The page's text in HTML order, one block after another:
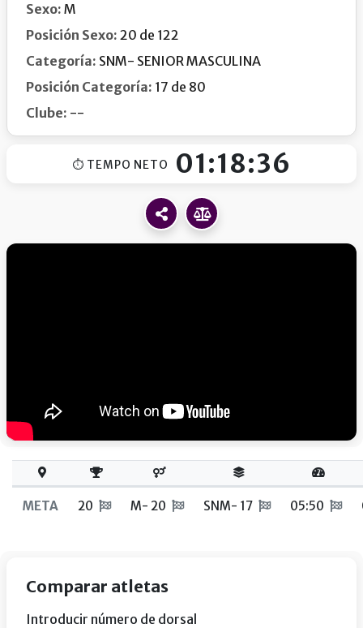
Sexo: M
Posición Sexo: 20 de 122
Categoría: SNM- SENIOR MASCULINA
Posición Categoría: 17 de 80
Clube: --
⏱ TEMPO NETO 01:18:36
META 20 M- 20 SNM- 17 05:50
Comparar atletas
Introducir número de dorsal